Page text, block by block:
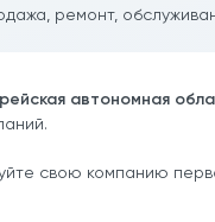
ремонт,
автономная
свою компанию